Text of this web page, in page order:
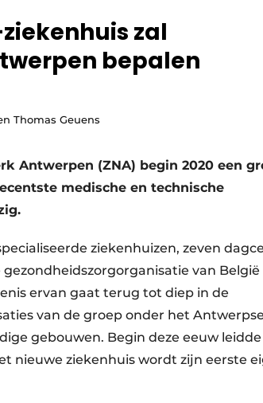
zal
bepalen
Thomas Geuens
Antwerpen (ZNA) begin 2020 een
medische en technische
ziekenhuizen, zeven
van België
ervan gaat terug tot diep in de
van de groep onder het Antwerpse
gebouwen. Begin deze eeuw
nieuwe ziekenhuis wordt zijn eerste